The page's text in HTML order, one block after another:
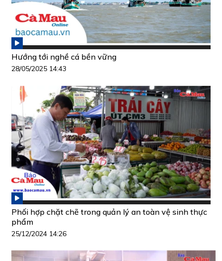
Hướng tới nghề cá bền vững
28/05/2025 14:43
Phối hợp chặt chẽ trong quản lý an toàn vệ sinh thực
phẩm
25/12/2024 14:26